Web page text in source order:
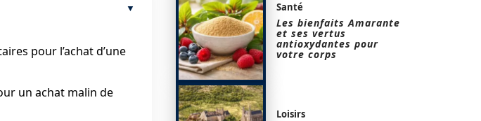
pour l’achat d’une
un achat malin de
Santé
Les bienfaits Amarante
et ses vertus
antioxydantes pour
votre corps
Loisirs